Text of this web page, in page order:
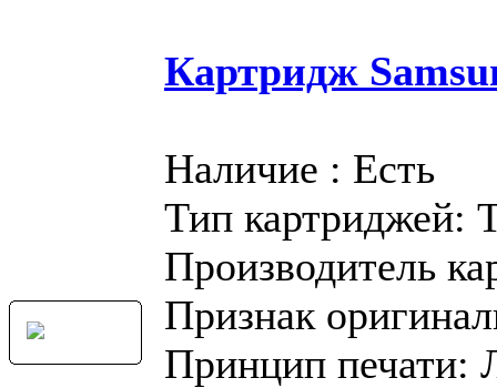
Картридж
Наличие : Есть
Тип картриджей:
Производитель
Признак
Принцип печати: